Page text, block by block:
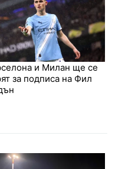
и Милан ще се
за подписа на Фил